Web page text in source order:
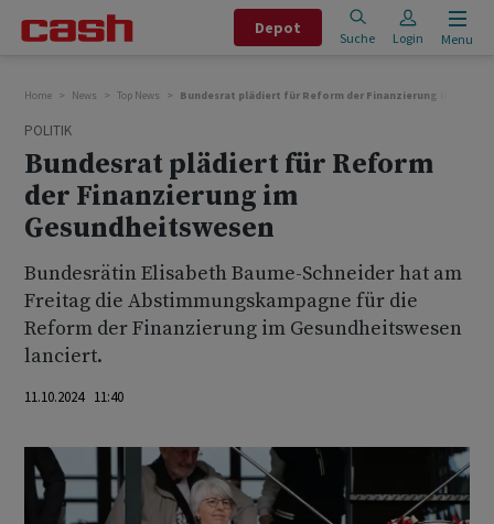
Depot
Suche Login Menu
Home News Top News Bundesrat plädiert für Reform der Finanzierung im
POLITIK
Bundesrat plädiert für Reform
der Finanzierung im
Gesundheitswesen
Bundesrätin Elisabeth Baume-Schneider hat am
Freitag die Abstimmungskampagne für die
Reform der Finanzierung im Gesundheitswesen
lanciert.
11.10.2024 11:40